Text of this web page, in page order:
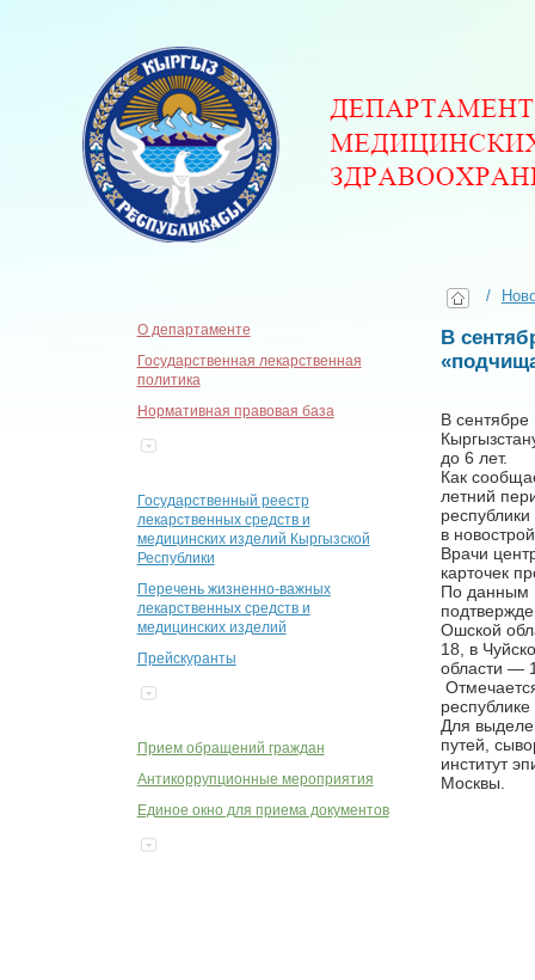
О департаменте
Государственная лекарственная
политика
Нормативная правовая база
Государственный реестр
лекарственных средств и
медицинских изделий Кыргызской
Республики
Перечень жизненно-важных
лекарственных средств и
медицинских изделий
Прейскуранты
Прием обращений граждан
Антикоррупционные мероприятия
Единое окно для приема документов
/
В
В сентябре
до 6 лет.
Как
летний
в
Врачи
карточек
По данным
Ошской
18, в
области —
республике
Для
путей,
институт
Москвы.